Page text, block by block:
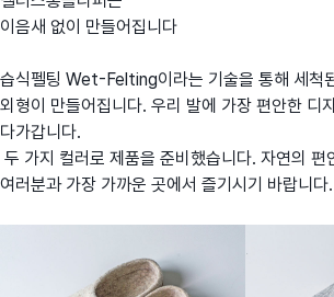
이음새 없이 만들어집니다
습식펠팅 Wet-Felting이라는 기술을 통해 세척
외형이 만들어집니다. 우리 발에 가장 편안한 디
다가갑니다.
두 가지 컬러로 제품을 준비했습니다. 자연의 편
여러분과 가장 가까운 곳에서 즐기시기 바랍니다.